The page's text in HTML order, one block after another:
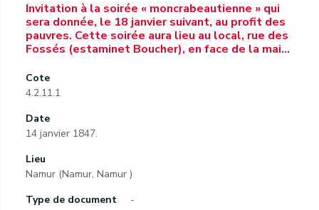
Invitation à la soirée « moncrabeautienne » qui
sera donnée, le 18 janvier suivant, au profit des
pauvres. Cette soirée aura lieu au local, rue des
Fossés (estaminet Boucher), en face de la mai…
Cote
4.2.11.1
Date
14 janvier 1847.
Lieu
Namur (Namur, Namur )
Type de document
-